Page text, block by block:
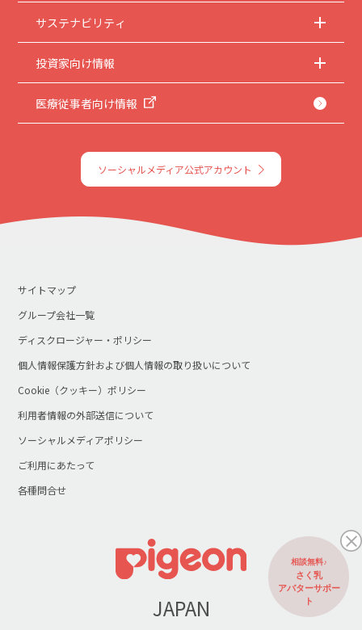
サステナビリティ
投資家向け情報
医療従事者向け情報
ソーシャルメディア公式アカウント
サイトマップ
グループ会社一覧
ディスクロージャー・ポリシー
個人情報保護方針および個人情報の取り扱いについて
Cookie（クッキー）ポリシー
利用者情報の外部送信について
ソーシャルメディアポリシー
ご利用にあたって
各種問合せ
JAPAN
相談無料♪
さく乳
アバターサポー
ト